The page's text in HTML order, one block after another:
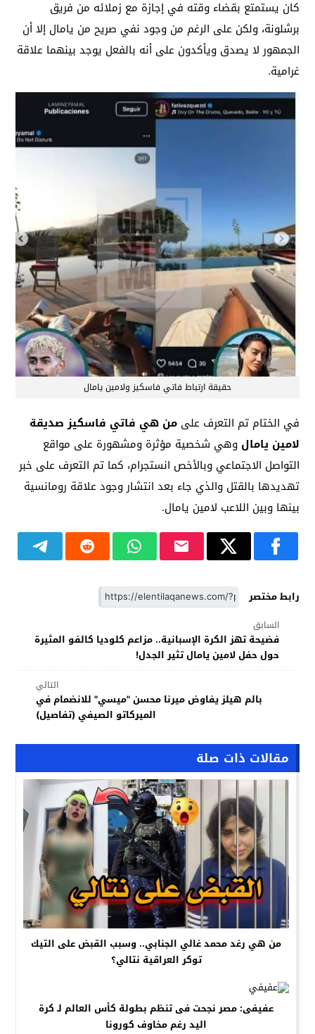
كان يستمتع بقضاء وقته في إجازة مع زملائه من فريق
برشلونة، ولكن على الرغم من وجود نفي صريح من يامال إلا أن
الجمهور لا يصدق ويأكدون على أنه بالفعل يوجد بينهما علاقة
غرامية.
حقيقة ارتباط فاتي فاسكيز ولامين يامال
في الختام تم التعرف علىمن هي فاتي فاسكيز صديقة
لامين يامالوهي شخصية مؤثرة ومشهورة على مواقع
التواصل الاجتماعي وبالأخص انستجرام، كما تم التعرف على خبر
تهديدها بالقتل والذي جاء بعد انتشار وجود علاقة رومانسية
بينها وبين اللاعب لامين يامال.
رابط مختصر
السابق
فضيحة تهز الكرة الإسبانية.. مزاعم كلوديا كالفو المثيرة
حول حفل لامين يامال تثير الجدل!
التالي
بالم هيلز يفاوض ميرنا محسن "ميسي" للانضمام في
الميركاتو الصيفي (تفاصيل)
مقالات ذات صلة
من هي رغد محمد غالي الجنابي.. وسبب القبض على التيك
توكر العراقية نتالي؟
عفيفى: مصر نجحت فى تنظم بطولة كأس العالم لـ كرة
اليد رغم مخاوف كورونا